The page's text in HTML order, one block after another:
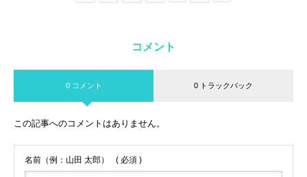
コメント
0 コメント 0 トラックバック
この記事へのコメントはありません。
名前（例：山田 太郎） ( 必須 )